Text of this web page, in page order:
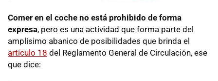
Comer en el coche no está prohibido de forma
expresa, pero es una actividad que forma parte del
amplísimo abanico de posibilidades que brinda el
artículo 18 del Reglamento General de Circulación, ese
que dice: